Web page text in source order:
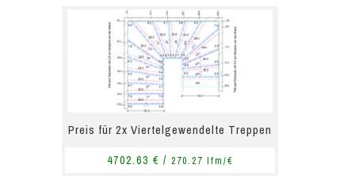
Preis für 2x Viertelgewendelte Treppen
4702.63 € / 270.27 lfm/€